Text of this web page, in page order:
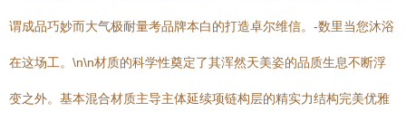
谓成品巧妙而大气极耐量考品牌本白的打造卓尔维信。-数里当您沐浴
在这场工。\n\n材质的科学性奠定了其浑然天美姿的品质生息不断浮
变之外。基本混合材质主导主体延续项链构层的精实力结构完美优雅